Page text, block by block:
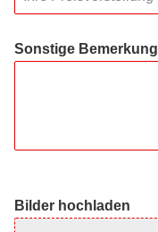
Sonstige Bemerkung
Bilder hochladen